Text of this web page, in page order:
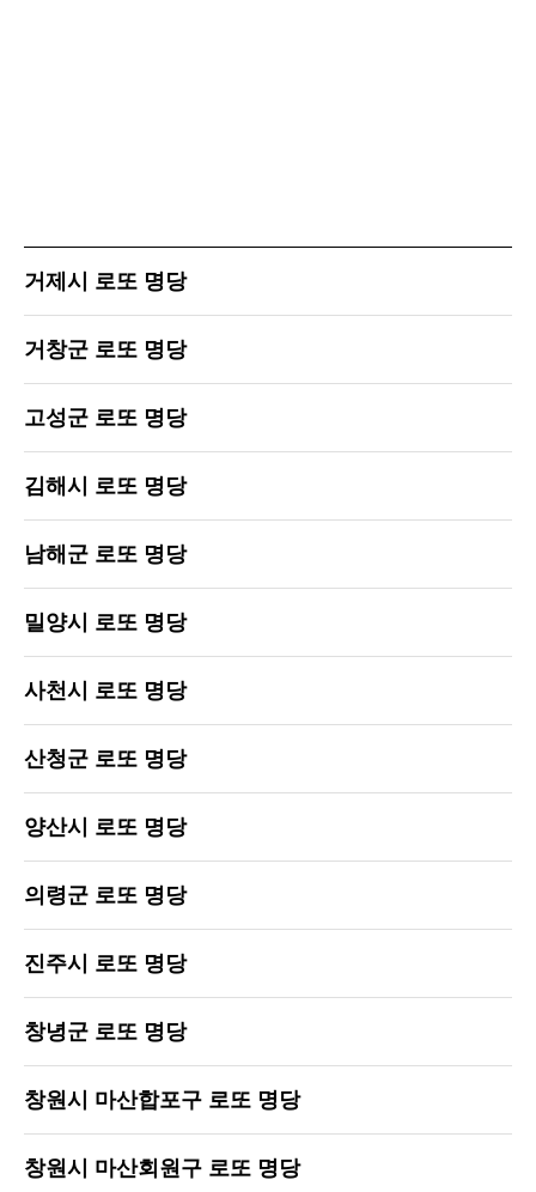
거제시 로또 명당
거창군 로또 명당
고성군 로또 명당
김해시 로또 명당
남해군 로또 명당
밀양시 로또 명당
사천시 로또 명당
산청군 로또 명당
양산시 로또 명당
의령군 로또 명당
진주시 로또 명당
창녕군 로또 명당
창원시 마산합포구 로또 명당
창원시 마산회원구 로또 명당